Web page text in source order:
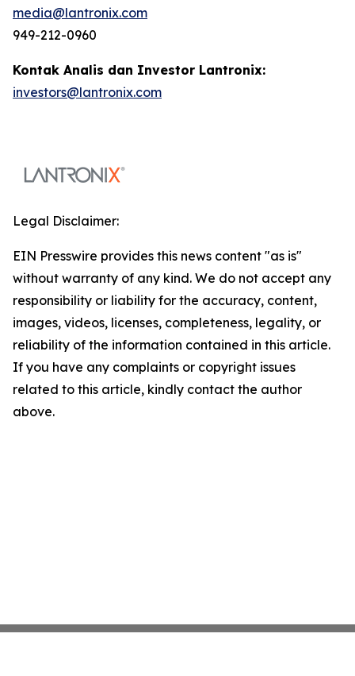
media@lantronix.com
949-212-0960
Kontak Analis dan Investor Lantronix:
investors@lantronix.com
Legal Disclaimer:
EIN Presswire provides this news content "as is"
without warranty of any kind. We do not accept any
responsibility or liability for the accuracy, content,
images, videos, licenses, completeness, legality, or
reliability of the information contained in this article.
If you have any complaints or copyright issues
related to this article, kindly contact the author
above.